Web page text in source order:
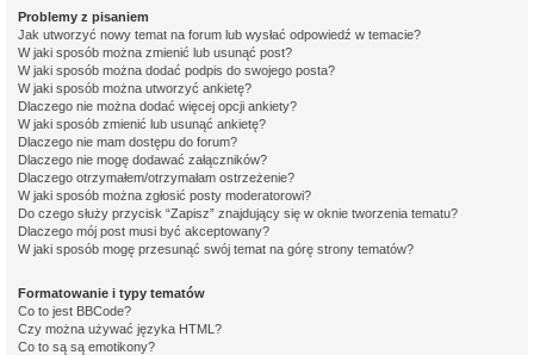
Problemy z pisaniem
Jak utworzyć nowy temat na forum lub wysłać odpowiedź w temacie?
W jaki sposób można zmienić lub usunąć post?
W jaki sposób można dodać podpis do swojego posta?
W jaki sposób można utworzyć ankietę?
Dlaczego nie można dodać więcej opcji ankiety?
W jaki sposób zmienić lub usunąć ankietę?
Dlaczego nie mam dostępu do forum?
Dlaczego nie mogę dodawać załączników?
Dlaczego otrzymałem/otrzymałam ostrzeżenie?
W jaki sposób można zgłosić posty moderatorowi?
Do czego służy przycisk “Zapisz” znajdujący się w oknie tworzenia tematu?
Dlaczego mój post musi być akceptowany?
W jaki sposób mogę przesunąć swój temat na górę strony tematów?
Formatowanie i typy tematów
Co to jest BBCode?
Czy można używać języka HTML?
Co to są są emotikony?